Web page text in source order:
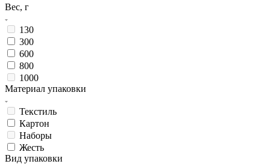
Вес, г
130
300
600
800
1000
Материал упаковки
Текстиль
Картон
Наборы
Жесть
Вид упаковки